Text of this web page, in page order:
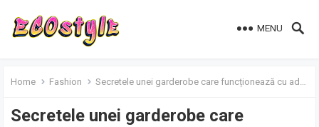
MENU
Home Fashion Secretele unei garderobe care funcționează cu adevărat
Secretele unei garderobe care